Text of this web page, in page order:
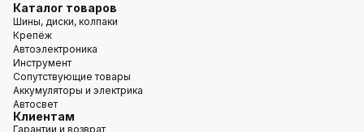
Каталог товаров
Шины, диски, колпаки
Крепёж
Автоэлектроника
Инструмент
Сопутствующие товары
Аккумуляторы и электрика
Автосвет
Клиентам
Гарантии и возврат